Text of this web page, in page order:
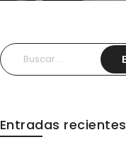
Buscar:
Entradas recientes